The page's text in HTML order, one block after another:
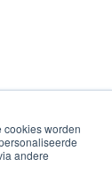
cookies worden
andere